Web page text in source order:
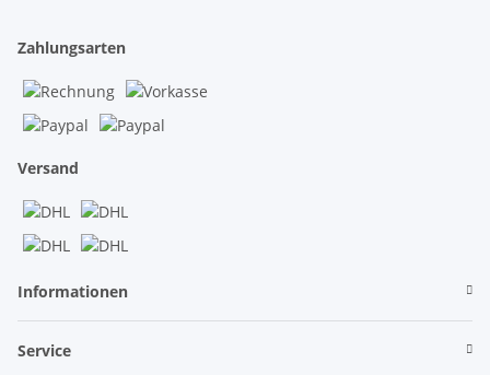
Zahlungsarten
Versand
Informationen
Service